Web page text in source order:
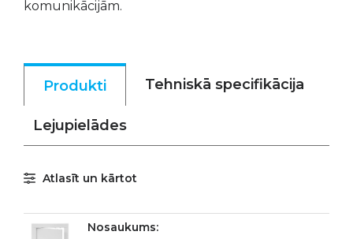
komunikācijām.
Produkti Tehniskā specifikācija
Lejupielādes
Atlasīt un kārtot